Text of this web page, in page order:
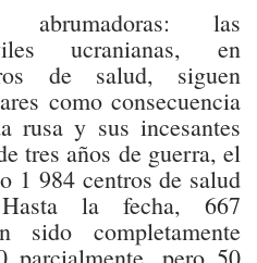
las
ucranianas, en
de salud, siguen
como consecuencia
rusa y sus incesantes
tres años de guerra, el
1 984 centros de salud
la fecha, 667
sido completamente